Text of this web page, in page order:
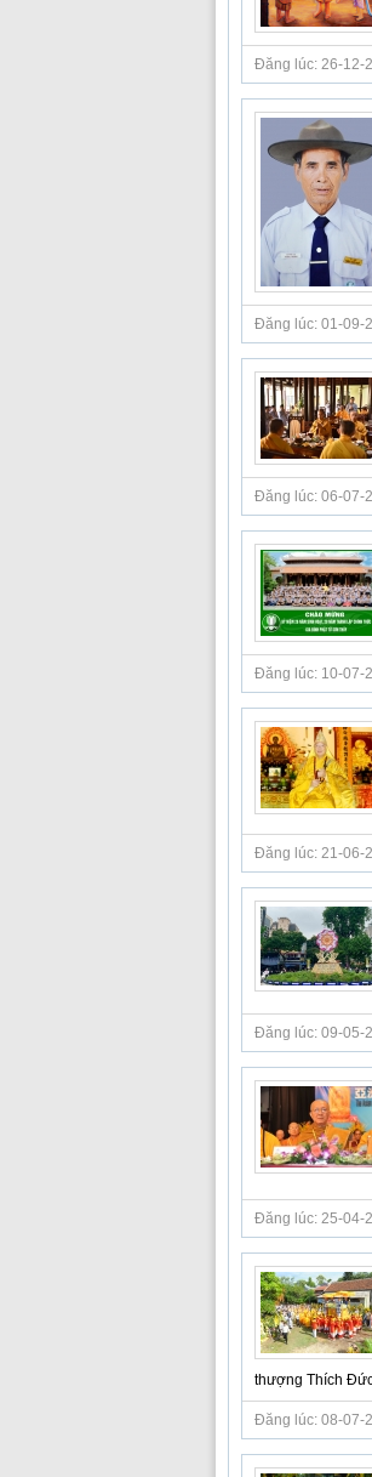
Đăng lúc: 26-12-
Đăng lúc: 01-09-
Đăng lúc: 06-07-
Đăng lúc: 10-07-
Đăng lúc: 21-06-
Đăng lúc: 09-05-
Đăng lúc: 25-04-
thượng Thích
Đăng lúc: 08-07-